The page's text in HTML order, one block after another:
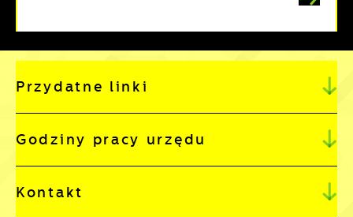
Przydatne linki
Godziny pracy urzędu
Kontakt